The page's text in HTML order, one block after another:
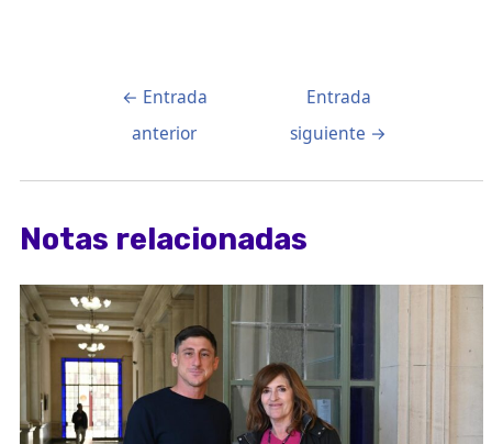
← Entrada
anterior
Entrada
siguiente →
Notas relacionadas